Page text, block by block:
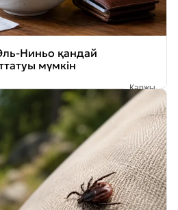
Ниньо қандай
мүмкін
Қаржы